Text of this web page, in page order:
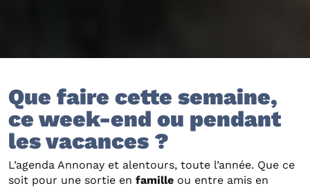
Que faire cette semaine,
ce week-end ou pendant
les vacances ?
L’agenda Annonay et alentours, toute l’année. Que ce
soit pour une sortie en famille ou entre amis en